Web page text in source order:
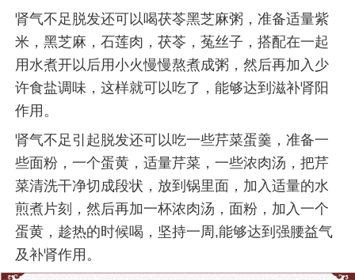
肾气不足脱发还可以喝茯苓黑芝麻粥，准备适量紫
米，黑芝麻，石莲肉，茯苓，菟丝子，搭配在一起
用水煮开以后用小火慢慢熬煮成粥，然后再加入少
许食盐调味，这样就可以吃了，能够达到滋补肾阳
作用。
肾气不足引起脱发还可以吃一些芹菜蛋羹，准备一
些面粉，一个蛋黄，适量芹菜，一些浓肉汤，把芹
菜清洗干净切成段状，放到锅里面，加入适量的水
煎煮片刻，然后再加一杯浓肉汤，面粉，加入一个
蛋黄，趁热的时候喝，坚持一周,能够达到强腰益气
及补肾作用。